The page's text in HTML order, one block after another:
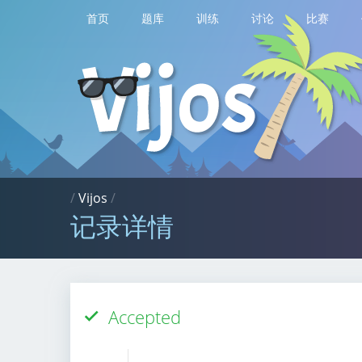
首页 题库 训练 讨论 比赛
/Vijos /
记录详情
Accepted